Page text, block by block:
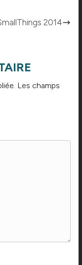
2014
Les champs